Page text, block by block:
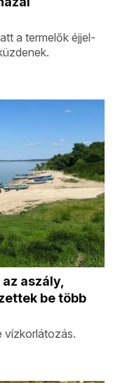
a termelők éjjel-
aszály,
be több
vízkorlátozás.